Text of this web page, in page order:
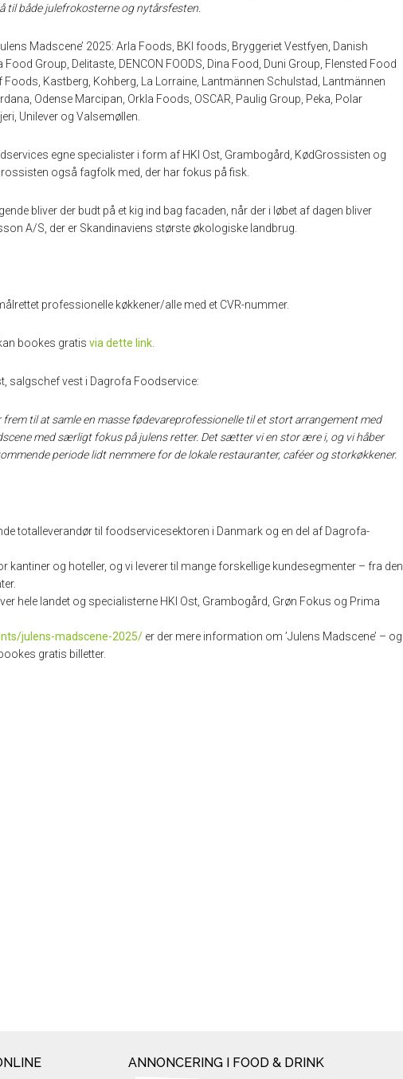
til både julefrokosterne og nytårsfesten.
Madscene’ 2025: Arla Foods, BKI foods, Bryggeriet Vestfyen, Danish
Group, Delitaste, DENCON FOODS, Dina Food, Duni Group, Flensted Food
Kastberg, Kohberg, La Lorraine, Lantmännen Schulstad, Lantmännen
Odense Marcipan, Orkla Foods, OSCAR, Paulig Group, Peka, Polar
Unilever og Valsemøllen.
egne specialister i form af HKI Ost, Grambogård, KødGrossisten og
også fagfolk med, der har fokus på fisk.
bliver der budt på et kig ind bag facaden, når der i løbet af dagen bliver
A/S, der er Skandinaviens største økologiske landbrug.
professionelle køkkener/alle med et CVR-nummer.
bookes gratis via dette link
salgschef vest i Dagrofa Foodservice:
til at samle en masse fødevareprofessionelle til et stort arrangement med
med særligt fokus på julens retter. Det sætter vi en stor ære i, og vi håber
periode lidt nemmere for de lokale restauranter, caféer og storkøkkener.
totalleverandør til foodservicesektoren i Danmark og en del af Dagrofa-
kantiner og hoteller, og vi leverer til mange forskellige kundesegmenter – fra den
hele landet og specialisterne HKI Ost, Grambogård, Grøn Fokus og Prima
julens-madscene-2025/ er der mere information om ’Julens Madscene’ – og
gratis billetter.
ANNONCERING I FOOD & DRINK